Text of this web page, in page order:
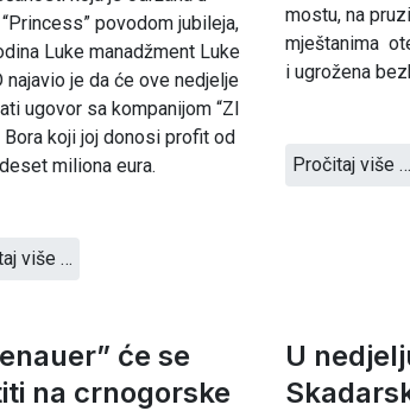
povodom jubileja,
Luke manadžment Luke
najavio je da će ove nedjelje
ugovor sa kompanijom “ZI
Bora koji joj donosi profit od
miliona eura.
više …
mostu, na
mještanima
i ugrožena
Pročitaj više …
će se
na crnogorske
U